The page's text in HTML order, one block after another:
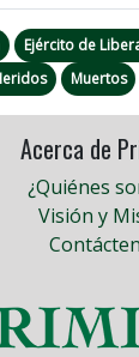
Ejército de
Muertos
Acerca de
¿Quiénes
Visión y